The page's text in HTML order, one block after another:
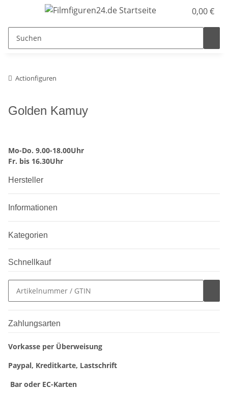
0,00 €
Actionfiguren
Golden Kamuy
Mo-Do. 9.00-18.00Uhr
Fr. bis 16.30Uhr
Hersteller
Informationen
Kategorien
Schnellkauf
Zahlungsarten
Vorkasse per Überweisung
Paypal, Kreditkarte, Lastschrift
Bar oder EC-Karten